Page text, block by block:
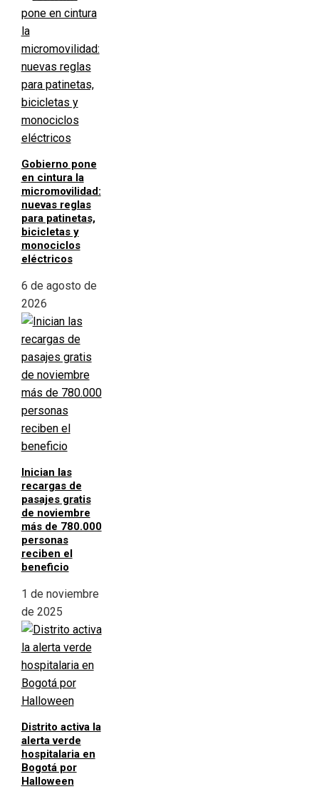
Gobierno pone
en cintura la
micromovilidad:
nuevas reglas
para patinetas,
bicicletas y
monociclos
eléctricos
6 de agosto de
2026
Inician las
recargas de
pasajes gratis
de noviembre
más de 780.000
personas
reciben el
beneficio
1 de noviembre
de 2025
Distrito activa la
alerta verde
hospitalaria en
Bogotá por
Halloween